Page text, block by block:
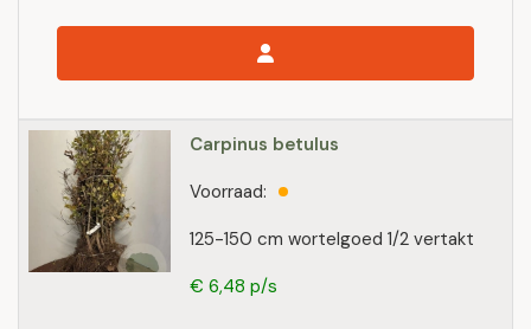
Carpinus betulus
125-150 cm wortelgoed 1/2 vertakt
Voorraad:
€ 6,48 p/s